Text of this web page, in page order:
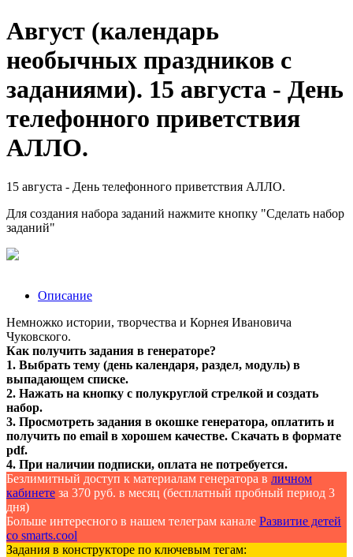
Август (календарь
необычных праздников с
заданиями). 15 августа - День
телефонного приветствия
АЛЛО.
15 августа - День телефонного приветствия АЛЛО.
Для создания набора заданий нажмите кнопку "Сделать набор
заданий"
Описание
Немножко истории, творчества и Корнея Ивановича
Чуковского.
Как получить задания в генераторе?
1. Выбрать тему (день календаря, раздел, модуль) в
выпадающем списке.
2. Нажать на кнопку с полукруглой стрелкой и создать
набор.
3. Просмотреть задания в окошке генератора, оплатить и
получить по email в хорошем качестве. Скачать в формате
pdf.
4. При наличии подписки, оплата не потребуется.
Безлимитный доступ к материалам генератора в личном
кабинете за 370 руб. в месяц (бесплатный пробный период 3
дня)
Больше интересного в нашем телеграм канале Развитие детей
со smarts.cool
Задания в конструкторе по ключевым тегам: